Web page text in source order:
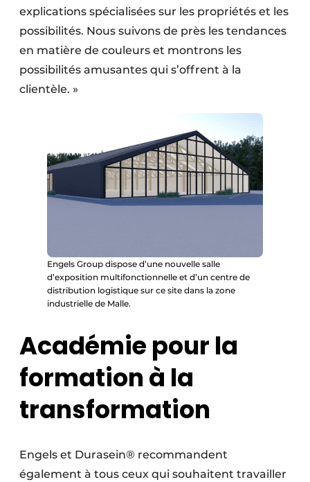
explications spécialisées sur les propriétés et les
possibilités. Nous suivons de près les tendances
en matière de couleurs et montrons les
possibilités amusantes qui s’offrent à la
clientèle. »
Engels Group dispose d’une nouvelle salle
d’exposition multifonctionnelle et d’un centre de
distribution logistique sur ce site dans la zone
industrielle de Malle.
Académie pour la
formation à la
transformation
Engels et Durasein® recommandent
également à tous ceux qui souhaitent travailler